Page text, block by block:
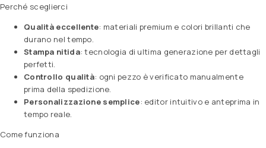
Perché sceglierci
Qualità eccellente: materiali premium e colori brillanti che
durano nel tempo.
Stampa nitida: tecnologia di ultima generazione per dettagli
perfetti.
Controllo qualità: ogni pezzo è verificato manualmente
prima della spedizione.
Personalizzazione semplice: editor intuitivo e anteprima in
tempo reale.
Come funziona